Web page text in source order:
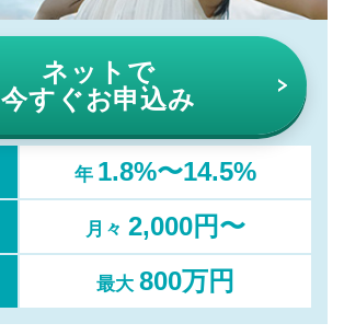
ネットで
今すぐお申込み
年 1.8%〜14.5%
月々 2,000円〜
最大 800万円